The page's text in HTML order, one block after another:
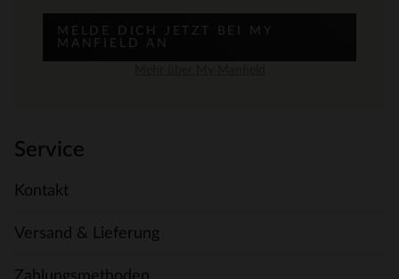
MELDE DICH JETZT BEI MY
MANFIELD AN
Service
Kontakt
Versand & Lieferung